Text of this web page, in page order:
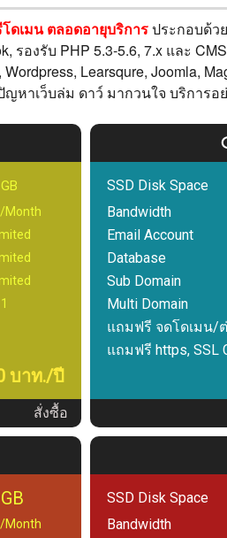
ดเมน ตลอดอายุบริการประกอบด้ว
รองรับ PHP 5.3-5.6, 7.x และ
Learsqure, Joomla,
าเว็บล่ม ดาว์ มากวนใจ บริการอ
Month
1
บาท./ปี
สั่งซื้อ
SSD Disk Space
Bandwidth
Email Account
Database
Sub Domain
Multi Domain
แถมฟรี จดโดเมน/
แถมฟรี https, SSL
Month
SSD Disk Space
Bandwidth